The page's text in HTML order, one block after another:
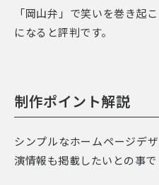
「岡山弁」で笑いを巻き起
になると評判です。
制作ポイント解説
シンプルなホームページデ
演情報も掲載したいとの事で